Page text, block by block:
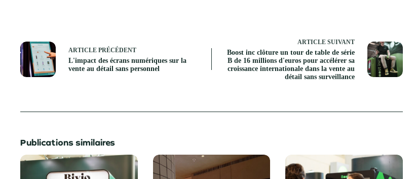
ARTICLE PRÉCÉDENT
L'impact des écrans numériques sur la
vente au détail sans personnel
ARTICLESUIVANT
Boost inc clôture un tour de table de série
B de 16 millions d'euros pour accélérer sa
croissance internationale dans la vente au
détail sans surveillance
Publications similaires